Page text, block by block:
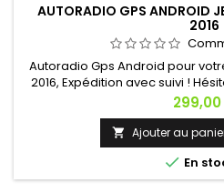
AUTORADIO GPS ANDROID
2016
Autoradio Gps Android pour
2016, Expédition avec suivi !
vous avez une
Prix
 Ajouter au
 En